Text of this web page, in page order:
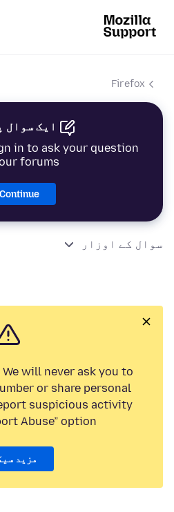
Firefox
ایک سوال
in to ask your question
forums.
Continue
سوال کے اوزار
We will never ask you to
or share personal
suspicious activity
Abuse” option.
مزید